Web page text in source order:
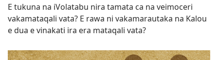
E tukuna na iVolatabu nira tamata ca na veimoceri
vakamataqali vata? E rawa ni vakamarautaka na Kalou
e dua e vinakati ira era mataqali vata?